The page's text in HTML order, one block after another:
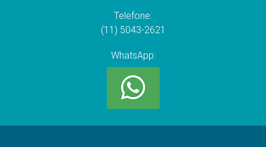
Telefone:
(11) 5043-2621
WhatsApp: